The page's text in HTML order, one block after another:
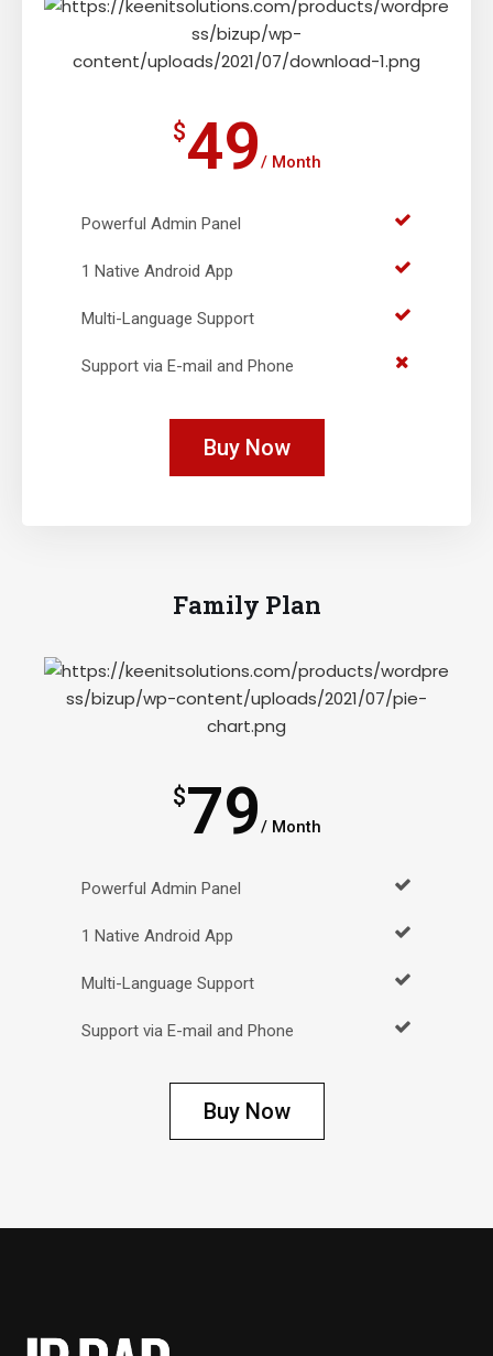
$49/ Month
Powerful Admin Panel
1 Native Android App
Multi-Language Support
Support via E-mail and Phone
Buy Now
Family Plan
$79/ Month
Powerful Admin Panel
1 Native Android App
Multi-Language Support
Support via E-mail and Phone
Buy Now